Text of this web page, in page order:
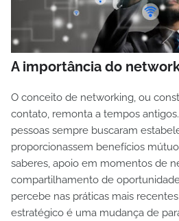
A importância do
O conceito de networking, ou
contato, remonta a tempos
pessoas sempre buscaram
proporcionassem benefícios
saberes, apoio em momentos de
compartilhamento de
percebe nas práticas mais
estratégico é uma mudança de